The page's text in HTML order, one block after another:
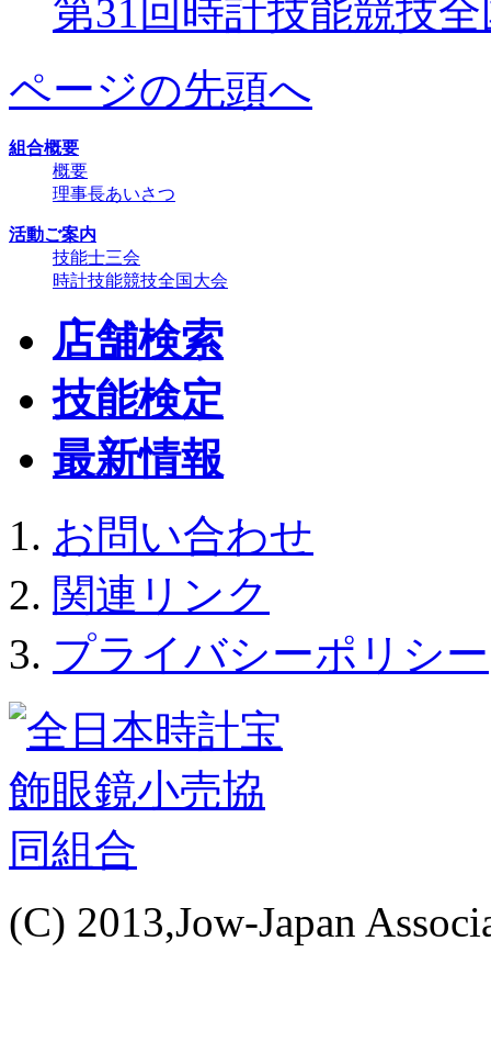
第31回時計技能競技
ページの先頭へ
組合概要
概要
理事長あいさつ
活動ご案内
技能士三会
時計技能競技全国大会
店舗検索
技能検定
最新情報
お問い合わせ
関連リンク
プライバシーポリシー
(C) 2013,Jow-Japan